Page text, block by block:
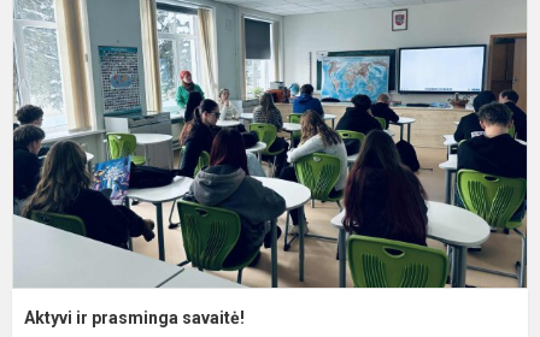
Aktyvi ir prasminga savaitė!